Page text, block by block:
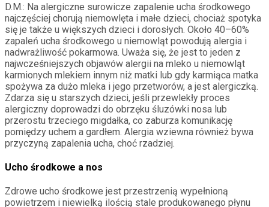
D.M.: Na alergiczne surowicze zapalenie ucha środkowego
najczęściej chorują niemowlęta i małe dzieci, chociaż spotyka
się je także u większych dzieci i dorosłych. Około 40–60%
zapaleń ucha środkowego u niemowląt powodują alergia i
nadwrażliwość pokarmowa. Uważa się, że jest to jeden z
najwcześniejszych objawów alergii na mleko u niemowląt
karmionych mlekiem innym niż matki lub gdy karmiąca matka
spożywa za dużo mleka i jego przetworów, a jest alergiczką.
Zdarza się u starszych dzieci, jeśli przewlekły proces
alergiczny doprowadzi do obrzęku śluzówki nosa lub
przerostu trzeciego migdałka, co zaburza komunikację
pomiędzy uchem a gardłem. Alergia wziewna również bywa
przyczyną zapalenia ucha, choć rzadziej.
Ucho środkowe a nos
Zdrowe ucho środkowe jest przestrzenią wypełnioną
powietrzem i niewielką ilością stale produkowanego płynu